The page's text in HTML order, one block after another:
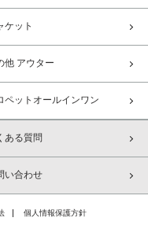
ケット
他 アウター
ペットオールインワン
ある質問
い合わせ
個人情報保護方針